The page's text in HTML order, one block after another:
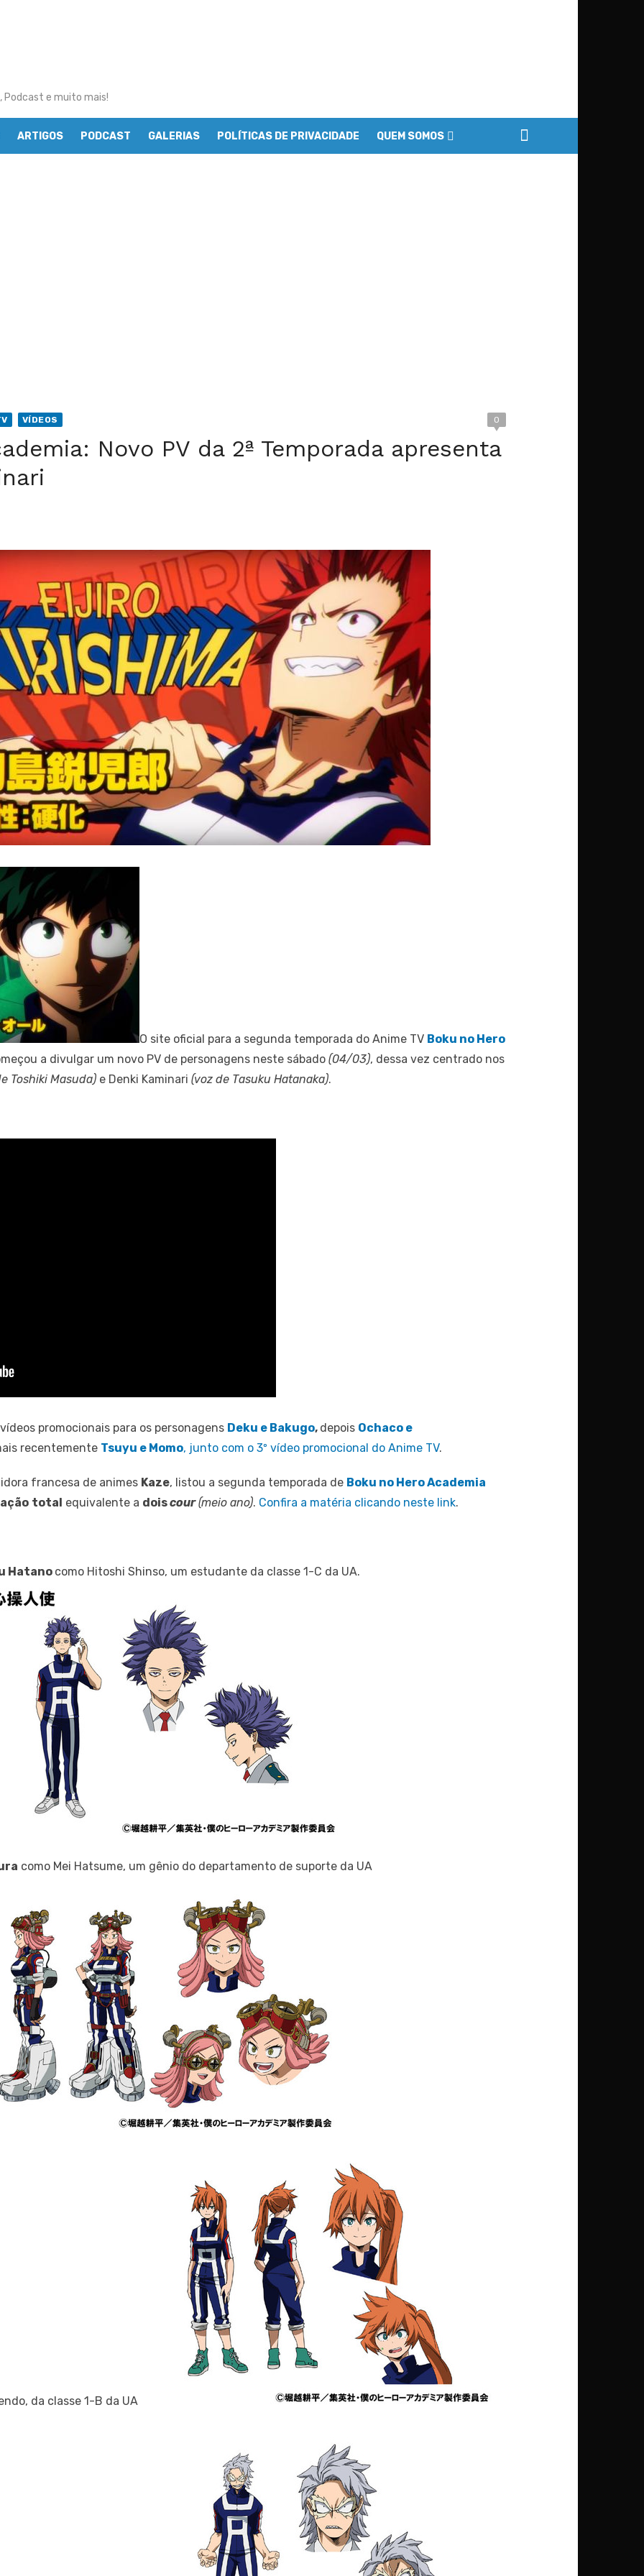
Podcast e muito mais!
ARTIGOS PODCAST GALERIAS POLÍTICAS DE PRIVACIDADE QUEM SOMOS
VÍDEOS 0
Novo PV da 2ª Temporada apresenta
O site oficial para a segunda temporada do Anime TV Boku no Hero
a divulgar um novo PV de personagens neste sábado (04/03), dessa vez centrado nos
Toshiki Masuda) e Denki Kaminari (voz de Tasuku Hatanaka).
promocionais para os personagens Deku e Bakugo, depois Ochaco e
recentemente Tsuyu e Momo, junto com o 3º vídeo promocional do Anime TV.
francesa de animes Kaze, listou a segunda temporada de Boku no Hero Academia
total equivalente a doiscour (meio ano). Confira a matéria clicando neste link.
Hatano como Hitoshi Shinso, um estudante da classe 1-C da UA.
como Mei Hatsume, um gênio do departamento de suporte da UA
da classe 1-B da UA